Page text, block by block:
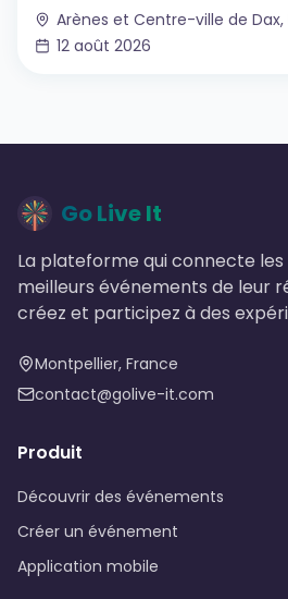
Arènes et Centre-ville de Dax,
12 août 2026
Go Live It
La plateforme qui connecte les
meilleurs événements de leur
créez et participez à des
Montpellier, France
contact@golive-it.com
Produit
Découvrir des événements
Créer un événement
Application mobile